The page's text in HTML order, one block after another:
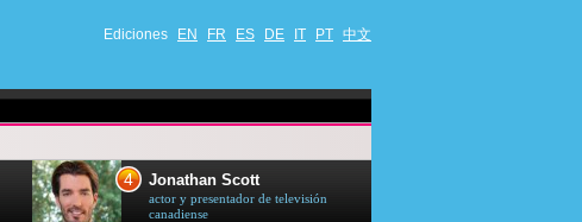
Ediciones EN FR ES DE IT PT 中文
4 Jonathan Scott
actor y presentador de televisión
canadiense